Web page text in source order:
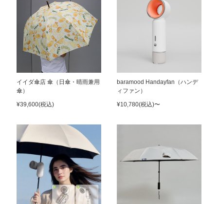
イイダ傘店 傘（日傘・晴雨兼用
傘）
¥39,600(税込)
baramood Handayfan（ハンデ
ィファン）
¥10,780(税込)〜